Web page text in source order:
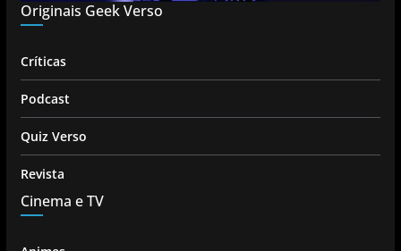
Originais Geek Verso
Críticas
Podcast
Quiz Verso
Revista
Cinema e TV